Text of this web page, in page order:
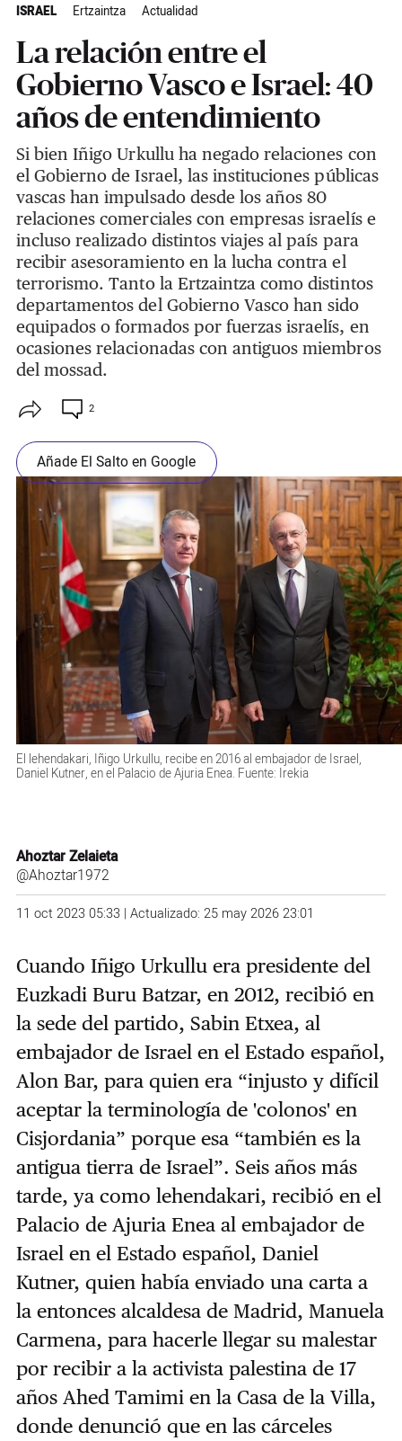
ISRAEL Ertzaintza Actualidad
La relación entre el
Gobierno Vasco e Israel: 40
años de entendimiento
Si bien Iñigo Urkullu ha negado relaciones con
el Gobierno de Israel, las instituciones públicas
vascas han impulsado desde los años 80
relaciones comerciales con empresas israelís e
incluso realizado distintos viajes al país para
recibir asesoramiento en la lucha contra el
terrorismo. Tanto la Ertzaintza como distintos
departamentos del Gobierno Vasco han sido
equipados o formados por fuerzas israelís, en
ocasiones relacionadas con antiguos miembros
del mossad.
2
Añade El Salto en Google
El lehendakari, Iñigo Urkullu, recibe en 2016 al embajador de Israel,
Daniel Kutner, en el Palacio de Ajuria Enea. Fuente: Irekia
Ahoztar Zelaieta
@Ahoztar1972
11 oct 2023 05:33 | Actualizado: 25 may 2026 23:01
Cuando Iñigo Urkullu era presidente del
Euzkadi Buru Batzar, en 2012, recibió en
la sede del partido, Sabin Etxea, al
embajador de Israel en el Estado español,
Alon Bar, para quien era “injusto y difícil
aceptar la terminología de 'colonos' en
Cisjordania” porque esa “también es la
antigua tierra de Israel”. Seis años más
tarde, ya como lehendakari, recibió en el
Palacio de Ajuria Enea al embajador de
Israel en el Estado español, Daniel
Kutner, quien había enviado una carta a
la entonces alcaldesa de Madrid, Manuela
Carmena, para hacerle llegar su malestar
por recibir a la activista palestina de 17
años Ahed Tamimi en la Casa de la Villa,
donde denunció que en las cárceles